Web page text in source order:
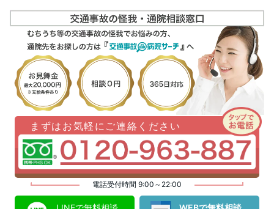
まずはお気軽にご連絡ください
電話受付時間 9:00～22:00